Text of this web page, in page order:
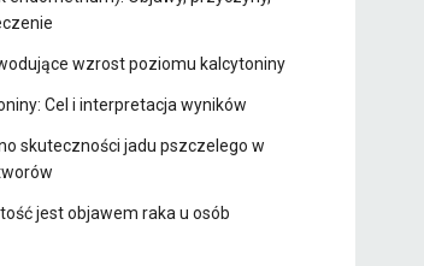
wzrost poziomu kalcytoniny
Cel i interpretacja wyników
skuteczności jadu pszczelego w
jest objawem raka u osób